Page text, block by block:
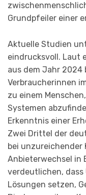
Grundpfeiler einer
Aktuelle Studien
eindrucksvoll. Laut
aus dem Jahr 2024
Verbraucherinnen
zu einem
Systemen
Erkenntnis einer
Zwei Drittel der
bei unzureichender
Anbieterwechsel in
verdeutlichen,
Lösungen setzen,